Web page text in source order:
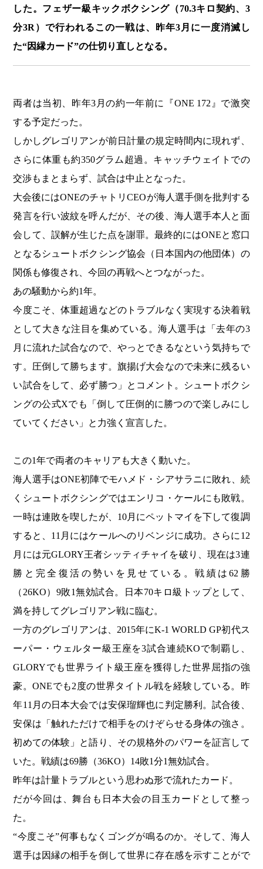
した。フェザー級キックボクシング（70.3キロ契約、3
分3R）で行われるこの一戦は、昨年3月に一度消滅し
た“因縁カード”の仕切り直しとなる。
両者は当初、昨年3月の約一年前に『ONE 172』で激突
する予定だった。
しかしグレゴリアンが前日計量の規定時間内に現れず、
さらに体重も約350グラム超過。キャッチウェイトでの
交渉もまとまらず、試合は中止となった。
大会後にはONEのチャトリCEOが海人選手側を批判する
発言を行い波紋を呼んだが、その後、海人選手本人と面
会して、誤解が生じた点を謝罪。最終的にはONEと窓口
となるシュートボクシング協会（日本国内の他団体）の
関係も修復され、今回の再戦へとつながった。
あの騒動から約1年。
今度こそ、体重超過などのトラブルなく実現する決着戦
として大きな注目を集めている。海人選手は「去年の3
月に流れた試合なので、やっとできるなという気持ちで
す。圧倒して勝ちます。旗揚げ大会なので未来に残るい
い試合をして、必ず勝つ」とコメント。シュートボクシ
ングの公式Xでも「倒して圧倒的に勝つので楽しみにし
ていてください」と力強く宣言した。
この1年で両者のキャリアも大きく動いた。
海人選手はONE初陣でモハメド・シアサラニに敗れ、続
くシュートボクシングではエンリコ・ケールにも敗戦。
一時は連敗を喫したが、10月にペットマイを下して復調
すると、11月にはケールへのリベンジに成功。さらに12
月には元GLORY王者シッティチャイを破り、現在は3連
勝と完全復活の勢いを見せている。戦績は62勝
（26KO）9敗1無効試合。日本70キロ級トップとして、
満を持してグレゴリアン戦に臨む。
一方のグレゴリアンは、2015年にK-1 WORLD GP初代ス
ーパー・ウェルター級王座を3試合連続KOで制覇し、
GLORYでも世界ライト級王座を獲得した世界屈指の強
豪。ONEでも2度の世界タイトル戦を経験している。昨
年11月の日本大会では安保瑠輝也に判定勝利。試合後、
安保は「触れただけで相手をのけぞらせる身体の強さ。
初めての体験」と語り、その規格外のパワーを証言して
いた。戦績は69勝（36KO）14敗1分1無効試合。
昨年は計量トラブルという思わぬ形で流れたカード。
だが今回は、舞台も日本大会の目玉カードとして整っ
た。
“今度こそ”何事もなくゴングが鳴るのか。そして、海人
選手は因縁の相手を倒して世界に存在感を示すことがで